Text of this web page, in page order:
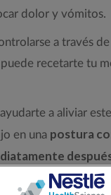
dolor y vómitos.
a través
recetarte tu
a aliviar
en una postura